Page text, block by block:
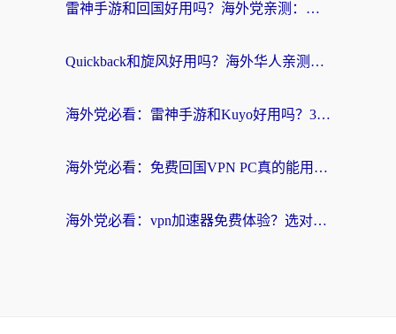
雷神手游和回国好用吗？海外党亲测：选对加速器才能无缝刷剧打游戏
Quickback和旋风好用吗？海外华人亲测：选对回国加速器才能无缝看央视5
海外党必看：雷神手游和Kuyo好用吗？3款回国加速器实测+避坑指南
海外党必看：免费回国VPN PC真的能用？附国内高速VPN选择全攻略
海外党必看：vpn加速器免费体验？选对回国加速器才能无缝刷国内剧玩国服